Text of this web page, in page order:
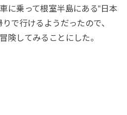
に乗って根室半島にある”日本
で行けるようだったので、
険してみることにした。